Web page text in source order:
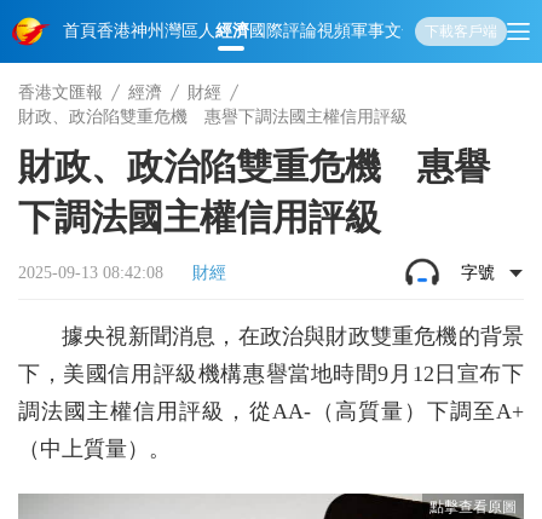
首頁香港神州 灣區人經濟國際評論視頻軍事文化 娛樂生活教育體
下載客戶端
香港文匯報 經濟
財經
財政、政治陷雙重危機 惠譽下調法國主權信用評級
財政、政治陷雙重危機 惠譽
下調法國主權信用評級
2025-09-13 08:42:08 財經 字號
據央視新聞消息，在政治與財政雙重危機的背景
下，美國信用評級機構惠譽當地時間9月12日宣布下
調法國主權信用評級，從AA-（高質量）下調至A+
（中上質量）。